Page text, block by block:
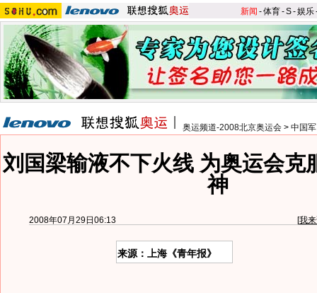
新闻 -体育-S-娱乐
奥运频道-2008北京奥运会 > 中国
刘国梁输液不下火线 为奥运会克
神
2008年07月29日06:13 [我
来源：上海《青年报》